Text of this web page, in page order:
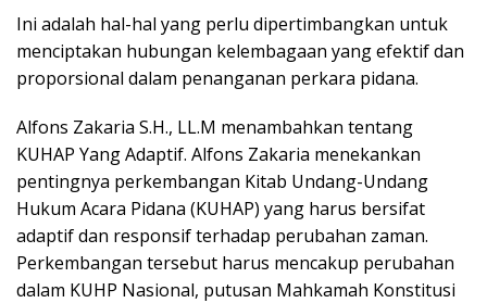
Ini adalah hal-hal yang perlu dipertimbangkan untuk
menciptakan hubungan kelembagaan yang efektif dan
proporsional dalam penanganan perkara pidana.
Alfons Zakaria S.H., LL.M menambahkan tentang
KUHAP Yang Adaptif. Alfons Zakaria menekankan
pentingnya perkembangan Kitab Undang-Undang
Hukum Acara Pidana (KUHAP) yang harus bersifat
adaptif dan responsif terhadap perubahan zaman.
Perkembangan tersebut harus mencakup perubahan
dalam KUHP Nasional, putusan Mahkamah Konstitusi